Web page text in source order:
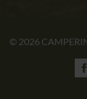
© 2026